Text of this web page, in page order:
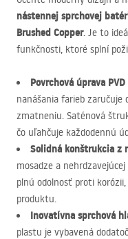
nástennej sprchovej
Brushed Copper. Je to
funkčnosti, ktoré splní
Povrchová úprava PVD
nanášania farieb zaručuje
zmatneniu. Saténová
čo uľahčuje každodennú
Solidná konštrukcia z
mosadze a
plnú odolnosť proti
produktu.
Inovatívna sprchová
plastu je vybavená